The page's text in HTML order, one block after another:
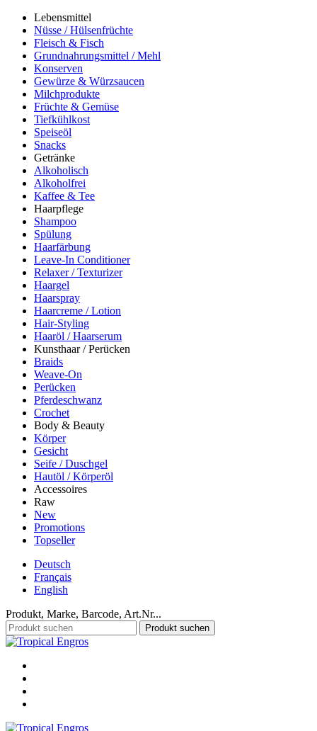
Lebensmittel
Nüsse / Hülsenfrüchte
Fleisch & Fisch
Grundnahrungsmittel / Mehl
Konserven
Gewürze & Würzsaucen
Milchprodukte
Früchte & Gemüse
Tiefkühlkost
Speiseöl
Snacks
Getränke
Alkoholisch
Alkoholfrei
Kaffee & Tee
Haarpflege
Shampoo
Spülung
Haarfärbung
Leave-In Conditioner
Relaxer / Texturizer
Haargel
Haarspray
Haarcreme / Lotion
Hair-Styling
Haaröl / Haarserum
Kunsthaar / Perücken
Braids
Weave-On
Perücken
Pferdeschwanz
Crochet
Body & Beauty
Körper
Gesicht
Seife / Duschgel
Hautöl / Körperöl
Accessoires
Raw
New
Promotions
Topseller
Deutsch
Français
English
Produkt, Marke, Barcode, Art.Nr...